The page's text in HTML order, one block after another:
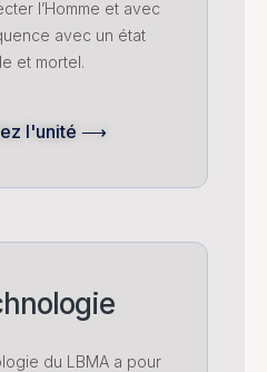
l’Homme et avec
avec un état
et mortel.
l'unité ⟶
du LBMA a pour